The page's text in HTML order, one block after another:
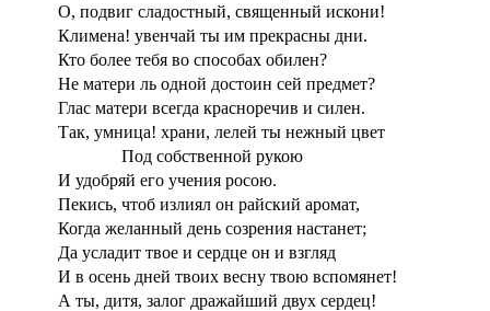
О, подвиг сладостный, священный искони!
Климена! увенчай ты им прекрасны дни.
Кто более тебя во способах обилен?
Не матери ль одной достоин сей предмет?
Глас матери всегда красноречив и силен.
Так, умница! храни, лелей ты нежный цвет
Под собственной рукою
И удобряй его учения росою.
Пекись, чтоб излиял он райский аромат,
Когда желанный день созрения настанет;
Да усладит твое и сердце он и взгляд
И в осень дней твоих весну твою вспомянет!
А ты, дитя, залог дражайший двух сердец!